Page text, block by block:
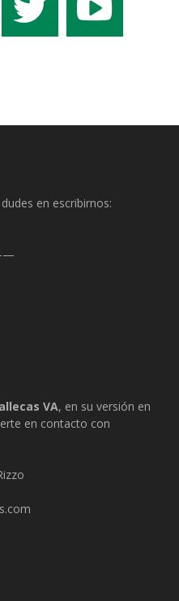
en escribirnos:
VA, en su versión en
en contacto con